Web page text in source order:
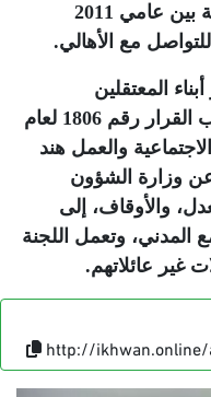
عن جمع معلومات عن دور الرعاية بين عامي 2011
.
المعتقلين
والمغيبين قسراً في سورية بموجب القرار رقم 1806 لعام
والعمل هند
وزارة الشؤون
والأوقاف، إلى
وتعمل اللجنة
.
http://